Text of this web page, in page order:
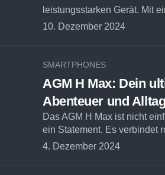
leistungsstarken Gerät. Mit
10. Dezember 2024
SMARTPHONES
AGM H Max: Dein
Abenteuer und Alltag
Das AGM H Max ist nicht
ein Statement. Es verbindet
4. Dezember 2024